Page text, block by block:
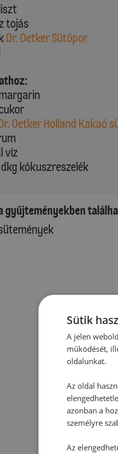
tojás
Dr. Oetker Sütőpor
Oetker Holland Kakaó
víz
kókuszreszelék
gyűjteményekben
Sütik
A jelen
működését,
oldalunkat.
Az oldal
azonban a
személyre
Az